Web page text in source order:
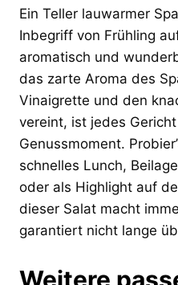
Ein Teller lauwarmer
Inbegriff von Frühling
aromatisch und
das zarte Aroma des
Vinaigrette und den
vereint, ist jedes
Genussmoment.
schnelles Lunch,
oder als Highlight auf
dieser Salat macht
garantiert nicht lange
Weitere